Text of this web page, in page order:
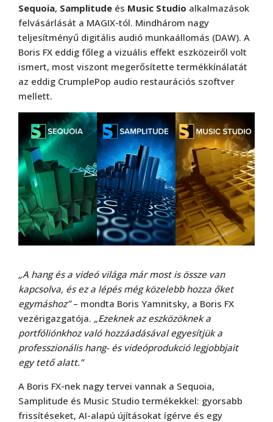
Sequoia, Samplitude és Music Studio alkalmazások
felvásárlását a MAGIX-tól. Mindhárom nagy
teljesítményű digitális audió munkaállomás (DAW). A
Boris FX eddig főleg a vizuális effekt eszközeiről volt
ismert, most viszont megerősítette termékkínálatát
az eddig CrumplePop audio restaurációs szoftver
mellett.
„A hang és a videó világa már most is össze van
kapcsolva, és ez a lépés még közelebb hozza őket
egymáshoz”– mondta Boris Yamnitsky, a Boris FX
vezérigazgatója. „Ezeknek az eszközöknek a
portfóliónkhoz való hozzáadásával egyesítjük a
professzionális hang- és videóprodukció legjobbjait
egy tető alatt.”
A Boris FX-nek nagy tervei vannak a Sequoia,
Samplitude és Music Studio termékekkel: gyorsabb
frissítéseket, AI-alapú újításokat ígérve és egy